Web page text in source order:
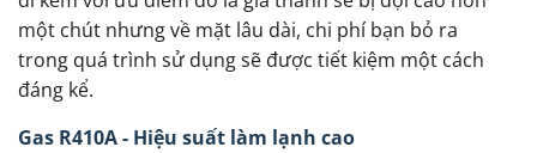
một chút nhưng về mặt lâu dài, chi phí bạn bỏ ra
trong quá trình sử dụng sẽ được tiết kiệm một cách
đáng kể.
Gas R410A - Hiệu suất làm lạnh cao